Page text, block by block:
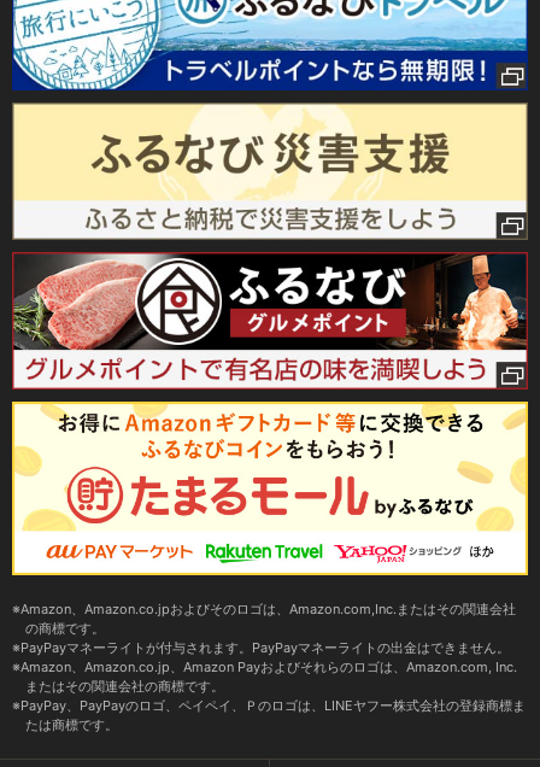
Amazon、Amazon.co.jpおよびそのロゴは、Amazon.com,Inc.またはその関連会社
の商標です。
PayPayマネーライトが付与されます。PayPayマネーライトの出金はできません。
Amazon、Amazon.co.jp、Amazon Payおよびそれらのロゴは、Amazon.com, Inc.
またはその関連会社の商標です。
PayPay、PayPayのロゴ、ペイペイ、Ｐのロゴは、LINEヤフー株式会社の登録商標ま
たは商標です。